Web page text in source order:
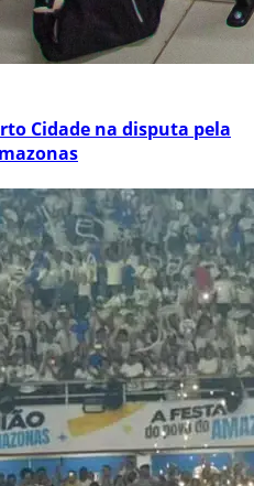
Cidade na disputa pela